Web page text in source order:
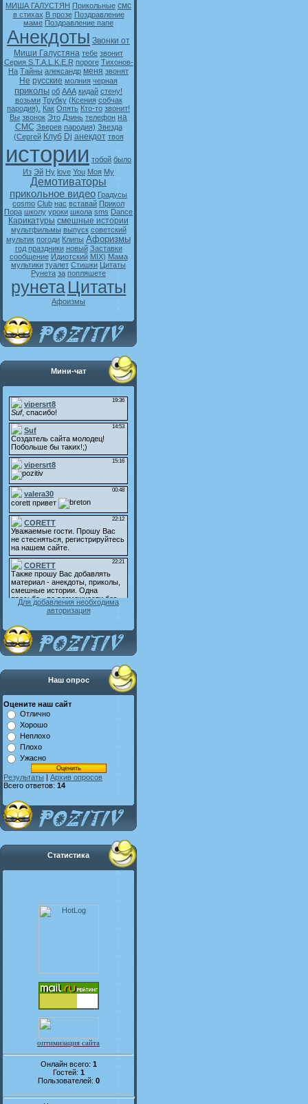
МИША ГАЛУСТЯН Прикольные смс
в стихах В прозе Поздравление
маме Поздравление папе
Анекдоты Звонки от
Миши Галустяна тебе звонит
Серия S.T.A.L.K.E.R пороге Тихонов-
На Тайны александр меня звонят
Не русские молния черная
приколы об ААА кидай стену!
возьми Трубку (Ксения собчак
пародия).
Как Опять Кто-то звонит!
Вы звонок Это Дзинь телефон на
СМС Зверев пародия) Звезда
(Сергей Клуб Dj анекдот твоя
истории тобой было
Из Эй Ну love You Моя My
Демотиваторы
прикольное видео Градусы
cosmo Club нас вставай Прикол
Пора школу уроки школа sms Dance
Карикатуры смешные истории
мультфильмы выпуск советский
мультик погоди Клипы Афоризмы
год праздники новый Заставки
сообщение Идиотский MIX) Мама
мультики туалет Стишки Цитаты
Рунета за попляшете
рунетаЦитаты
Афоизмы
Мини-чат
Для добавления необходима
авторизация
Наш опрос
Оцените наш сайт
Отлично
Хорошо
Неплохо
Плохо
Ужасно
Результаты | Архив опросов
Всего ответов: 14
Статистика
оптимизация сайта
Онлайн всего: 1
Гостей: 1
Пользователей: 0